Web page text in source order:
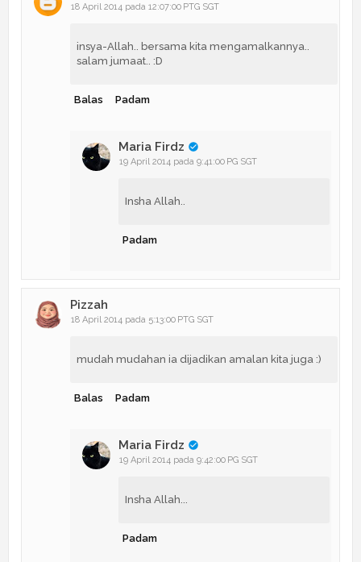
18 April 2014 pada 12:07:00 PTG SGT
insya-Allah.. bersama kita mengamalkannya..
salam jumaat.. :D
Balas Padam
Maria Firdz
19 April 2014 pada 9:41:00 PG SGT
Insha Allah..
Padam
Pizzah
18 April 2014 pada 5:13:00 PTG SGT
mudah mudahan ia dijadikan amalan kita juga :)
Balas Padam
Maria Firdz
19 April 2014 pada 9:42:00 PG SGT
Insha Allah...
Padam